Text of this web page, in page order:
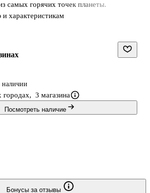
самых горячих точек планеты.
характеристикам
наличии
городах, 3 магазина
Посмотреть наличие
Бонусы за отзывы